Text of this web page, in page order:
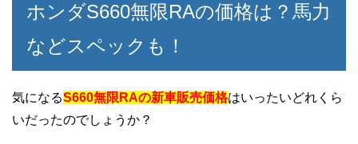
ホンダS660無限RAの価格は？馬力
などスペックも！
気になるS660無限RAの新車販売価格はいったいどれくら
いだったのでしょうか？